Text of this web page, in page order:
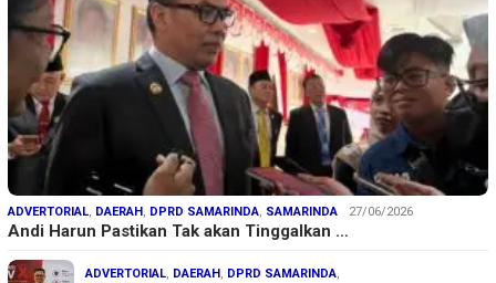
ADVERTORIAL, DAERAH, DPRD SAMARINDA, SAMARINDA 27/06/2026
Andi Harun Pastikan Tak akan Tinggalkan …
ADVERTORIAL, DAERAH, DPRD SAMARINDA,